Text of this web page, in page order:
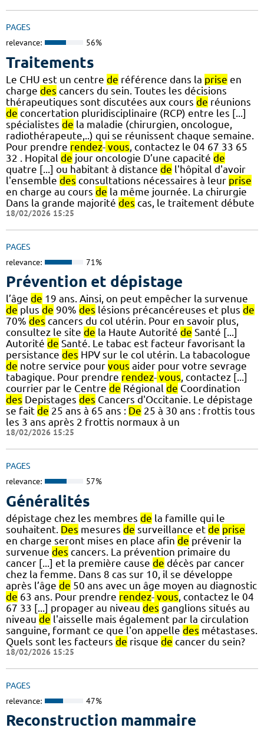
PAGES
relevance: 56%
Traitements
Le CHU est un centre de référence dans la prise en
charge des cancers du sein. Toutes les décisions
thérapeutiques sont discutées aux cours de réunions
de concertation pluridisciplinaire (RCP) entre les [...]
spécialistes de la maladie (chirurgien, oncologue,
radiothérapeute,..) qui se réunissent chaque semaine.
Pour prendre rendez- vous , contactez le 04 67 33 65
32 . Hopital de jour oncologie D’une capacité de
quatre [...] ou habitant à distance de l'hôpital d'avoir
l'ensemble des consultations nécessaires à leur prise
en charge au cours de la même journée. La chirurgie
Dans la grande majorité des cas, le traitement débute
18/02/2026 15:25
PAGES
relevance: 71%
Prévention et dépistage
l’âge de 19 ans. Ainsi, on peut empêcher la survenue
de plus de 90% des lésions précancéreuses et plus de
70% des cancers du col utérin. Pour en savoir plus,
consultez le site de la Haute Autorité de Santé [...]
Autorité de Santé. Le tabac est facteur favorisant la
persistance des HPV sur le col utérin. La tabacologue
de notre service pour vous aider pour votre sevrage
tabagique. Pour prendre rendez- vous, contactez [...]
courrier par le Centre de Régional de Coordination
des Depistages des Cancers d'Occitanie. Le dépistage
se fait de 25 ans à 65 ans : De 25 à 30 ans : frottis tous
les 3 ans après 2 frottis normaux à un
18/02/2026 15:25
PAGES
relevance: 57%
Généralités
dépistage chez les membres de la famille qui le
souhaitent. Des mesures de surveillance et de prise
en charge seront mises en place afin de prévenir la
survenue des cancers. La prévention primaire du
cancer [...] et la première cause de décès par cancer
chez la femme. Dans 8 cas sur 10, il se développe
après l’âge de 50 ans avec un âge moyen au diagnostic
de 63 ans. Pour prendre rendez- vous , contactez le 04
67 33 [...] propager au niveau des ganglions situés au
niveau de l'aisselle mais également par la circulation
sanguine, formant ce que l'on appelle des métastases.
Quels sont les facteurs de risque de cancer du sein?
18/02/2026 15:25
PAGES
relevance: 47%
Reconstruction mammaire